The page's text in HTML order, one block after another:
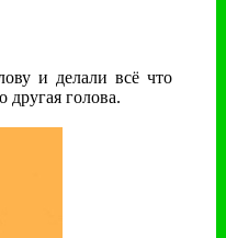
и делали всё что
другая голова.